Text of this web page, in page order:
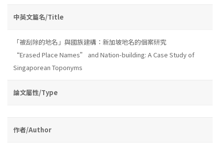
中英文篇名/Title
「被刮除的地名」與國族建構：新加坡地名的個案研究
“Erased Place Names” and Nation-building: A Case Study of
Singaporean Toponyms
論文屬性/Type
作者/Author